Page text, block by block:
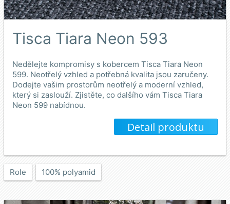
Tisca Tiara Neon 593
Nedělejte kompromisy s kobercem Tisca Tiara Neon
599. Neotřelý vzhled a potřebná kvalita jsou zaručeny.
Dodejte vašim prostorům neotřelý a moderní vzhled,
který si zaslouží. Zjistěte, co dalšího vám Tisca Tiara
Neon 599 nabídnou.
Detail produktu
Role 100% polyamid